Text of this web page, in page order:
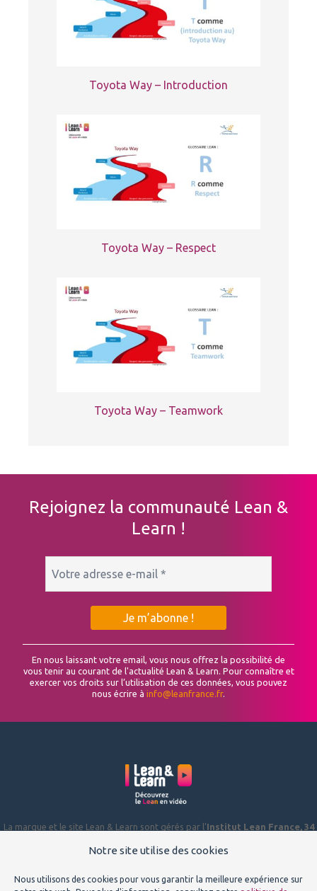
Notre site utilise des cookies
Nous utilisons des cookies pour vous garantir la meilleure expérience sur
Toyota Way – Introduction
Toyota Way – Respect
Toyota Way – Teamwork
Rejoignez la communauté Lean &
Learn !
En nous laissant votre email, vous nous offrez la possibilité de
vous tenir au courant de l'actualité Lean & Learn. Pour connaître et
exercer vos droits sur l’utilisation de ces données, vous pouvez
nous écrire à info@leanfrance.fr.
La marque et le site Lean & Learn sont gérés par l'Institut Lean France, 34
déclarée à la préfecture du Loiret sous le numéro W423002186.
info@leanfrance.fr .